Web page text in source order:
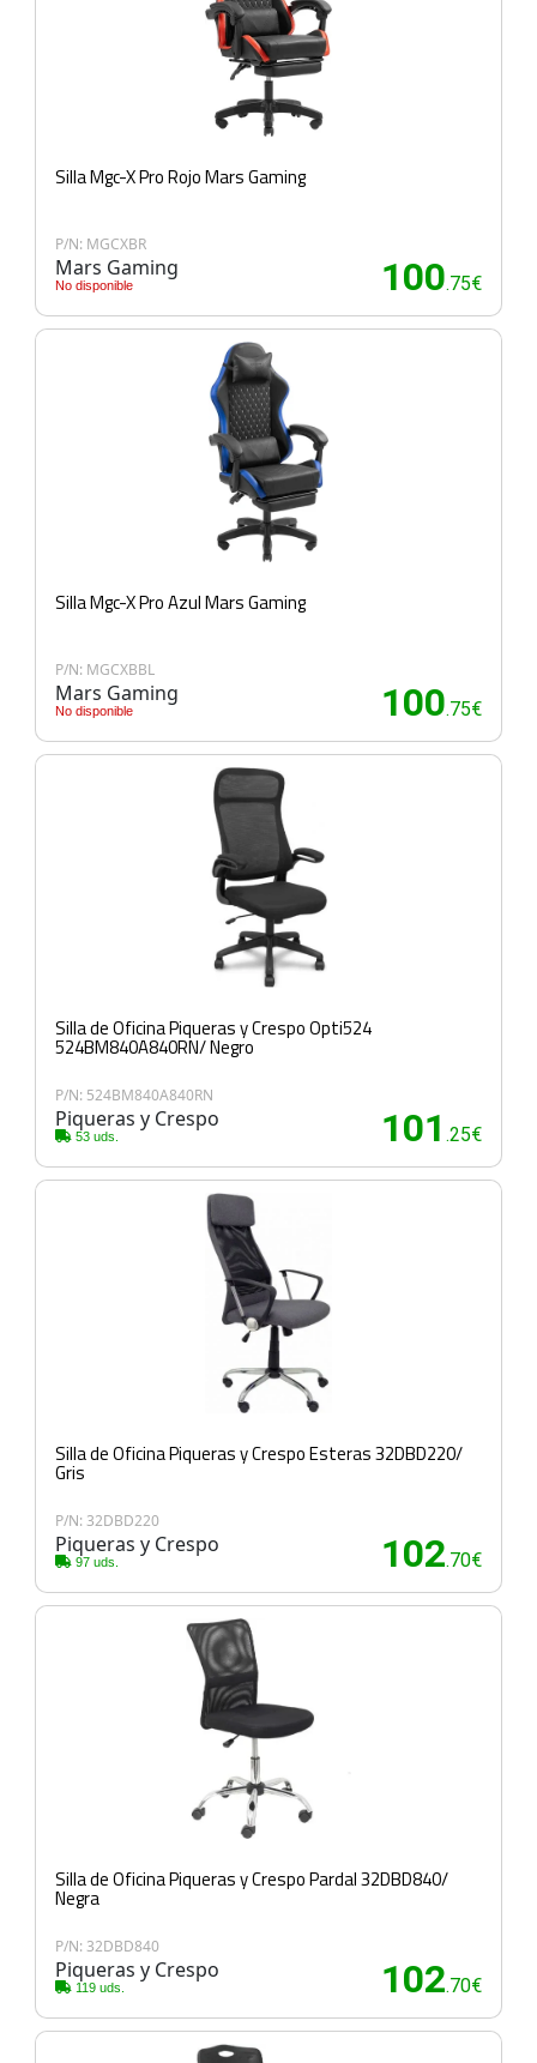
Silla Mgc-X Pro Rojo Mars Gaming
P/N: MGCXBR
Mars Gaming
No disponible 100.75€
Silla Mgc-X Pro Azul Mars Gaming
P/N: MGCXBBL
Mars Gaming
No disponible 100.75€
Silla de Oficina Piqueras y Crespo Opti524
524BM840A840RN/ Negro
P/N: 524BM840A840RN
Piqueras y Crespo
53 uds. 101 .25€
Silla de Oficina Piqueras y Crespo Esteras 32DBD220/
Gris
P/N: 32DBD220
Piqueras y Crespo
97 uds. 102.70€
Silla de Oficina Piqueras y Crespo Pardal 32DBD840/
Negra
P/N: 32DBD840
Piqueras y Crespo
119 uds. 102.70€